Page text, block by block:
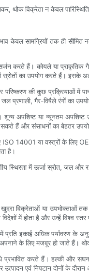
थोक विक्रेता न केवल
केवल सामग्रियों तक ही
करते हैं। कोयले या
स्रोतों का उपयोग करते हैं। इसके
की कुछ प्रक्रियाओं में
गैर-विषैले रंगों का
शून्य अपशिष्ट या न्यूनतम
सकते हैं और संसाधनों का बेहतर
ISO 14001 या वस्त्रों के
है।
स्थिरता में ऊर्जा स्रोत, जल
विक्रेताओं या उपभोक्ताओं
विदेशों में होता है और उन्हें विश्व
प्रति इकाई अधिक पर्यावरण के
के लिए मजबूर हो जाते
करते हैं। हल्की और
एवं निपटान दोनों के दौरान